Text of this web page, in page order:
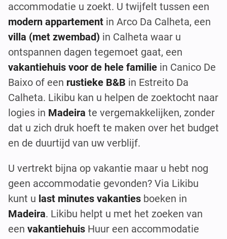
accommodatie u zoekt. U twijfelt tussen een
modern appartement in Arco Da Calheta, een
villa (met zwembad) in Calheta waar u
ontspannen dagen tegemoet gaat, een
vakantiehuis voor de hele familie in Canico De
Baixo of een rustieke B&B in Estreito Da
Calheta. Likibu kan u helpen de zoektocht naar
logies in Madeira te vergemakkelijken, zonder
dat u zich druk hoeft te maken over het budget
en de duurtijd van uw verblijf.
U vertrekt bijna op vakantie maar u hebt nog
geen accommodatie gevonden? Via Likibu
kunt u last minutes vakanties boeken in
Madeira. Likibu helpt u met het zoeken van
een vakantiehuis Huur een accommodatie